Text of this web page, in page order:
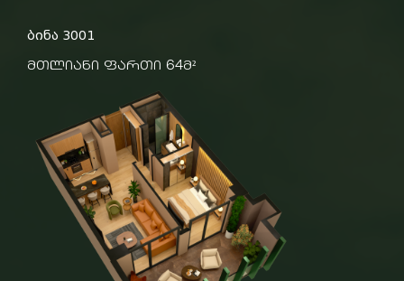
ბინა 3001
მთლიანი ფართი 64მ²